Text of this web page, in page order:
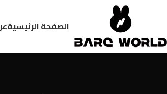
الصفحة الرئيسية